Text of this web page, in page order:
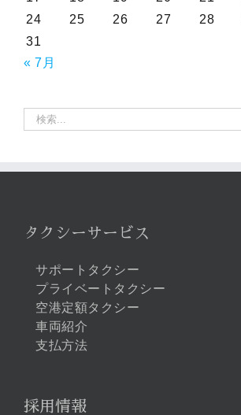
24
25 26 27 28
31
« 7月
索
タクシーサービス
サポートタクシー
プライベートタクシー
空港定額タクシー
車両紹介
支払方法
採用情報